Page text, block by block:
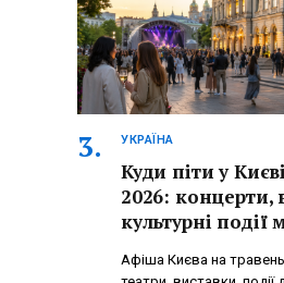
УКРАЇНА
Куди піти у
2026: концерти,
культурні події
Афіша Києва на травень